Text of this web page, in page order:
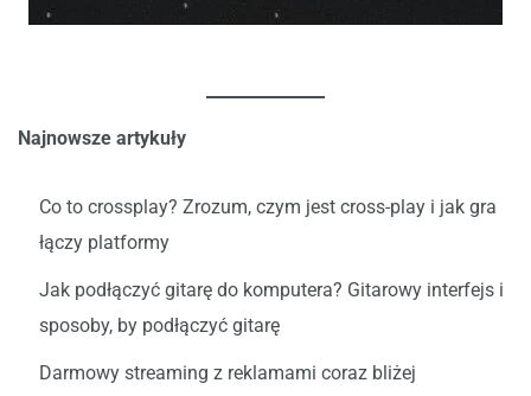
Najnowsze artykuły
Co to crossplay? Zrozum, czym jest cross-play i jak gra
łączy platformy
Jak podłączyć gitarę do komputera? Gitarowy interfejs i
sposoby, by podłączyć gitarę
Darmowy streaming z reklamami coraz bliżej